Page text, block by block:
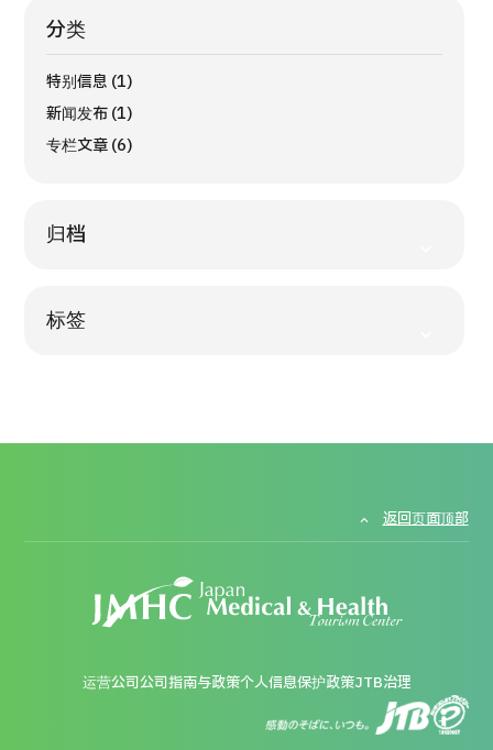
分类
特别信息 (1)
新闻发布 (1)
专栏文章 (6)
归档
标签
返回页面顶部
运营公司公司指南与政策个人信息保护政策JTB治理